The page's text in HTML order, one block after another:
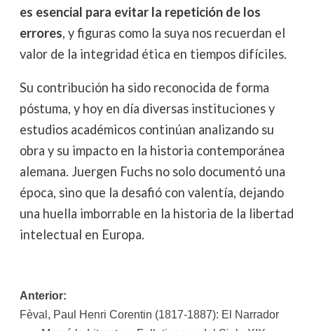
es esencial para evitar la repetición de los
errores, y figuras como la suya nos recuerdan el
valor de la integridad ética en tiempos difíciles.
Su contribución ha sido reconocida de forma
póstuma, y hoy en día diversas instituciones y
estudios académicos continúan analizando su
obra y su impacto en la historia contemporánea
alemana. Juergen Fuchs no solo documentó una
época, sino que la desafió con valentía, dejando
una huella imborrable en la historia de la libertad
intelectual en Europa.
Navegación
de
Anterior:
Fèval, Paul Henri Corentin (1817-1887): El Narrador